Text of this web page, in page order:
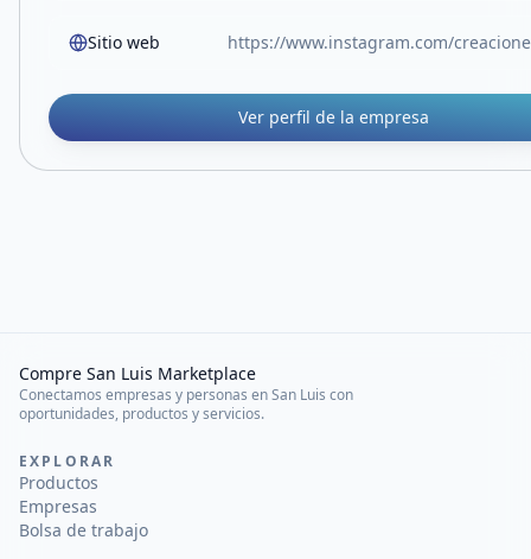
Sitio web https://www.instagram.com/
Ver perfil de la empresa
Compre San Luis Marketplace
Conectamos empresas y personas en San Luis con
oportunidades, productos y servicios.
EXPLORAR
Productos
Empresas
Bolsa de trabajo